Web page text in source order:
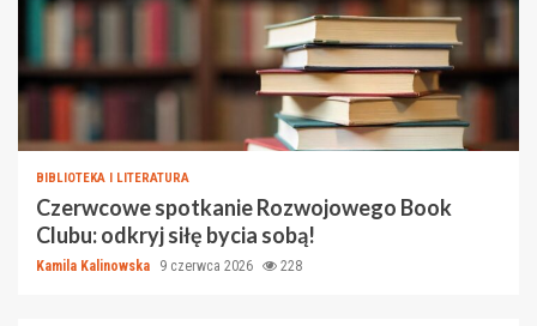
BIBLIOTEKA I LITERATURA
Czerwcowe spotkanie Rozwojowego Book
Clubu: odkryj siłę bycia sobą!
Kamila Kalinowska 9 czerwca 2026 228